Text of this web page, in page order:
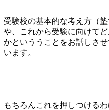
受験校の基本的な考え方（塾
や、これから受験に向けてど
かといううことをお話しさ
います。
もちろんこれを押しつける